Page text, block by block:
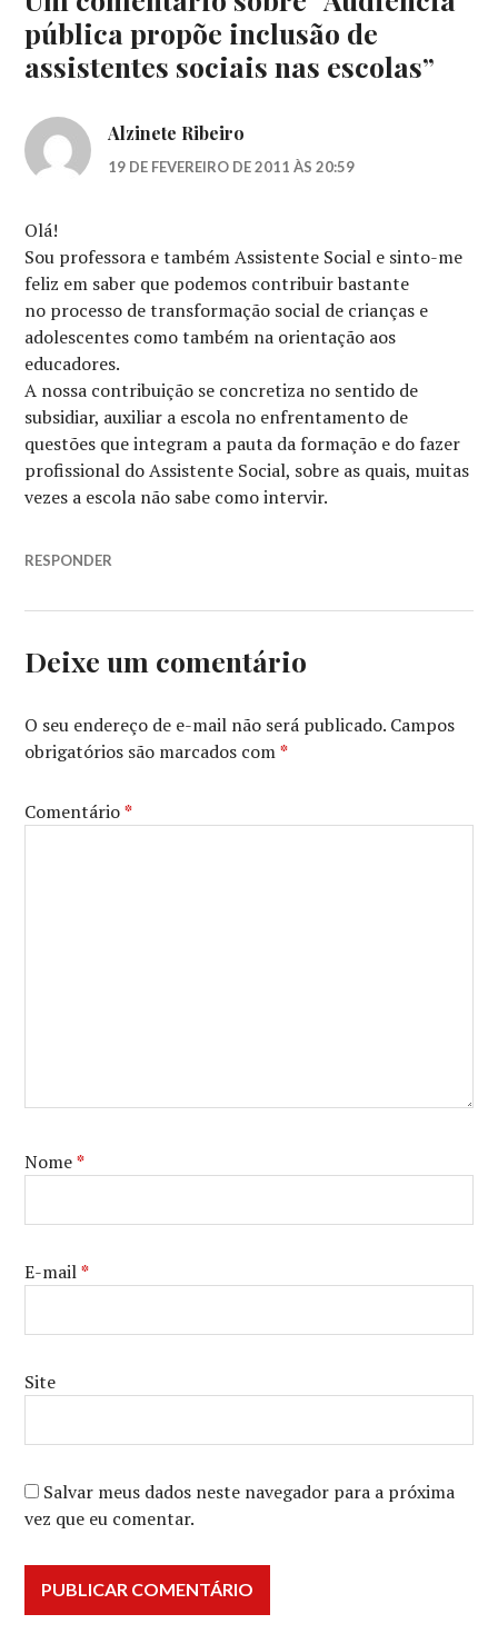
pública propõe inclusão de
assistentes sociais nas escolas”
Alzinete Ribeiro
19 DE FEVEREIRO DE 2011 ÀS 20:59
Olá!
Sou professora e também Assistente Social e sinto-me
feliz em saber que podemos contribuir bastante
no processo de transformação social de crianças e
adolescentes como também na orientação aos
educadores.
A nossa contribuição se concretiza no sentido de
subsidiar, auxiliar a escola no enfrentamento de
questões que integram a pauta da formação e do fazer
profissional do Assistente Social, sobre as quais, muitas
vezes a escola não sabe como intervir.
RESPONDER
Deixe um comentário
O seu endereço de e-mail não será publicado. Campos
obrigatórios são marcados com*
Comentário*
Nome*
E-mail*
Site
Salvar meus dados neste navegador para a próxima
vez que eu comentar.